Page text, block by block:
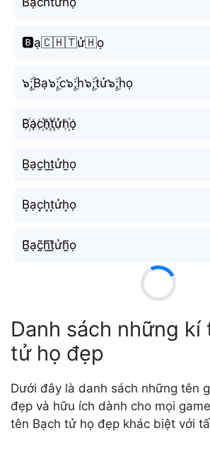
🅱️ạ🇨🇭🇹ử🇭ọ
๖ۣۜ;Bạ๖ۣۜ;c๖ۣۜ;h๖ۣۜ;tử๖ۣۜ;họ
B꙰ạc꙰h꙰t꙰ửh꙰ọ
B̫ạc̫h̫t̫ửh̫ọ
B͙ạc͙h͙t͙ửh͙ọ
B̰̃ạc̰̃h̰̃t̰̃ửh̰̃ọ
Danh sách những kí
tử họ đẹp
Dưới đây là danh sách những tên
đẹp và hữu ích dành cho mọi
tên Bạch tử họ đẹp khác biệt với